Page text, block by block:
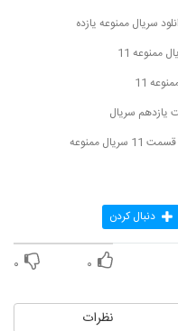
سریال ممنوعه یازده
ممنوعه 11
11
یازدهم سریال
سریال ممنوعه
دنبال کردن
۰ ۰
نظرات